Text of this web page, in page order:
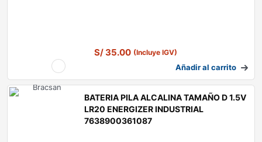
S/35.00 (Incluye IGV)
Añadir al carrito
BATERIA PILA ALCALINA TAMAÑO D 1.5V
LR20 ENERGIZER INDUSTRIAL
7638900361087